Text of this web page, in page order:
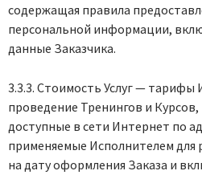
содержащая правила
персональной информации,
данные Заказчика.
3.3.3. Стоимость Услуг — тарифы
проведение Тренингов и
доступные в сети Интернет по
применяемые Исполнителем для
на дату оформления Заказа и